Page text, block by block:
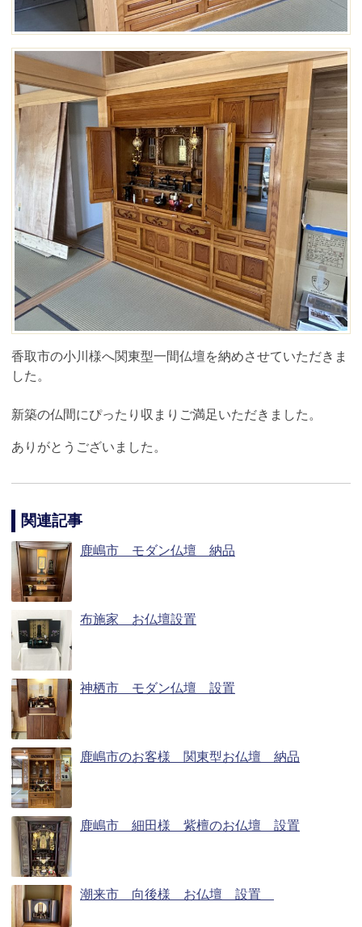
香取市の小川様へ関東型一間仏壇を納めさせていただきま
した。
新築の仏間にぴったり収まりご満足いただきました。
ありがとうございました。
関連記事
鹿嶋市 モダン仏壇 納品
布施家 お仏壇設置
神栖市 モダン仏壇 設置
鹿嶋市のお客様 関東型お仏壇 納品
鹿嶋市 細田様 紫檀のお仏壇 設置
潮来市 向後様 お仏壇 設置